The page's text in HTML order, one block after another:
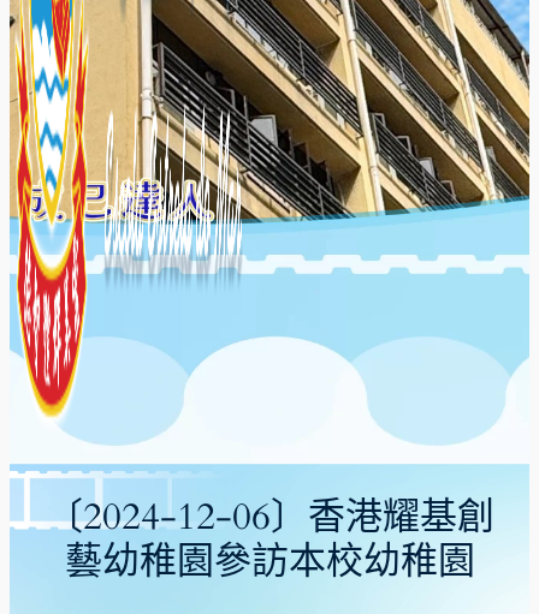
〔2024-12-06〕香港耀基創
藝幼稚園參訪本校幼稚園